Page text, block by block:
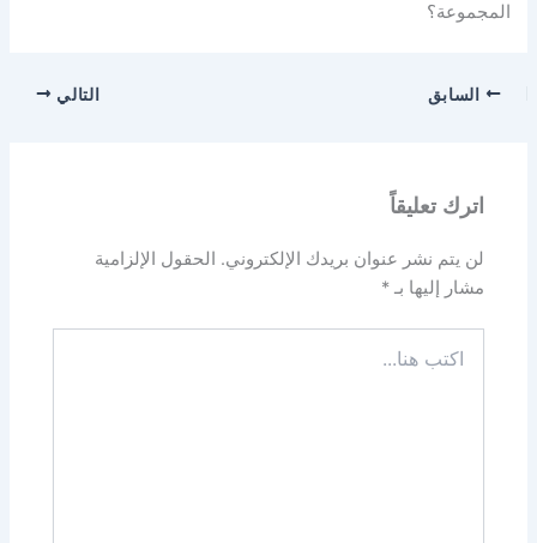
المجموعة؟
السابق التالي
اترك تعليقاً
لن يتم نشر عنوان بريدك الإلكتروني. الحقول الإلزامية
مشار إليها بـ*
هنا...